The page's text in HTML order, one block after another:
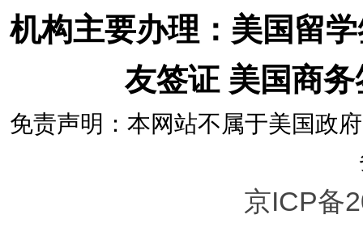
机构主要办理：美国留
友签证 美国商
免责声明：本网站不属于美国政
京ICP备